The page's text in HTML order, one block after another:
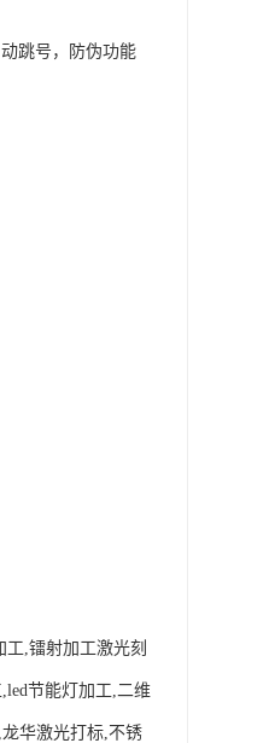
跳号，防伪功能
,镭射加工激光刻
节能灯加工,二维
华激光打标,不锈